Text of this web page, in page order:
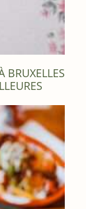
BRUXELLES